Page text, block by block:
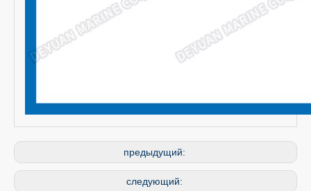
предыдущий:
следующий: